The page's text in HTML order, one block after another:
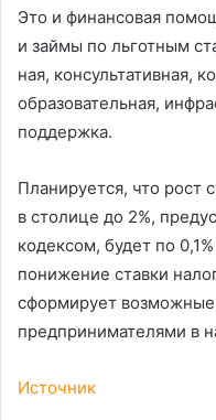
Это и финансовая
и займы по льготным
ная, консультативная,
образовательная,
поддержка.
Планируется, что рост
в столице до 2%,
кодексом, будет по
понижение ставки
сформирует возможные
предпринимателями в
Источник